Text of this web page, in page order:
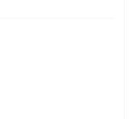
年12月21日-22
4:00。